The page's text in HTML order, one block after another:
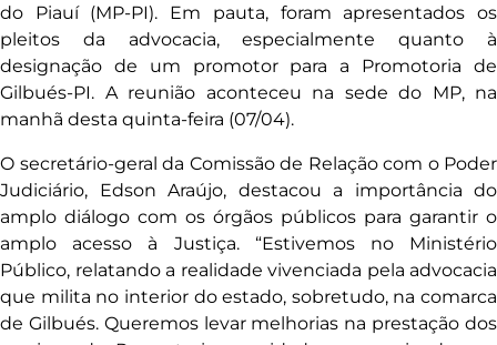
do Piauí (MP-PI). Em pauta, foram apresentados os
pleitos da advocacia, especialmente quanto à
designação de um promotor para a Promotoria de
Gilbués-PI. A reunião aconteceu na sede do MP, na
manhã desta quinta-feira (07/04).
O secretário-geral da Comissão de Relação com o Poder
Judiciário, Edson Araújo, destacou a importância do
amplo diálogo com os órgãos públicos para garantir o
amplo acesso à Justiça. “Estivemos no Ministério
Público, relatando a realidade vivenciada pela advocacia
que milita no interior do estado, sobretudo, na comarca
de Gilbués. Queremos levar melhorias na prestação dos